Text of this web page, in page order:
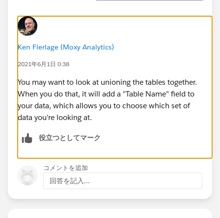
Ken Flerlage (Moxy Analytics)
2021年6月1日 0:38
You may want to look at unioning the tables together.
When you do that, it will add a "Table Name" field to
your data, which allows you to choose which set of
data you're looking at.
役立つとしてマーク
コメントを追加
回答を記入...